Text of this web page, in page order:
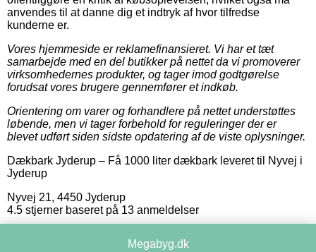
anvendes til at danne dig et indtryk af hvor tilfredse
kunderne er.
Vores hjemmeside er reklamefinansieret. Vi har et tæt
samarbejde med en del butikker på nettet da vi promoverer
virksomhedernes produkter, og tager imod godtgørelse
forudsat vores brugere gennemfører et indkøb.
Orientering om varer og forhandlere på nettet understøttes
løbende, men vi tager forbehold for reguleringer der er
blevet udført siden sidste opdatering af de viste oplysninger.
Dækbark Jyderup – Få 1000 liter dækbark leveret til Nyvej i
Jyderup
Nyvej 21, 4450 Jyderup
4.5 stjerner baseret på 13 anmeldelser
Megabyg.dk